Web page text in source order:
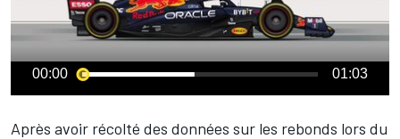
00:00 01:03
Après avoir récolté des données sur les rebonds lors du